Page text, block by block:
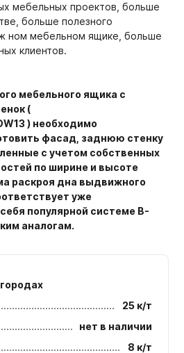
мебельных проектов, больше
больше полезного
ном мебельном ящике, больше
клиентов.
мебельного ящика с
(
) необходимо
фасад, заднюю стенку
с учетом собственных
по ширине и высоте
раскроя дна выдвижного
уже
популярной системе B-
аналогам.
25 к/т
нет в наличии
8 к/т